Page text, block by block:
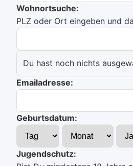
Wohnortsuche:
PLZ oder Ort eingeben und
Du hast noch nichts
Emailadresse:
Geburtsdatum:
Jugendschutz: